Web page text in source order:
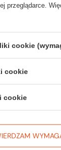
przeglądarce.
cookie
cookie
cookie